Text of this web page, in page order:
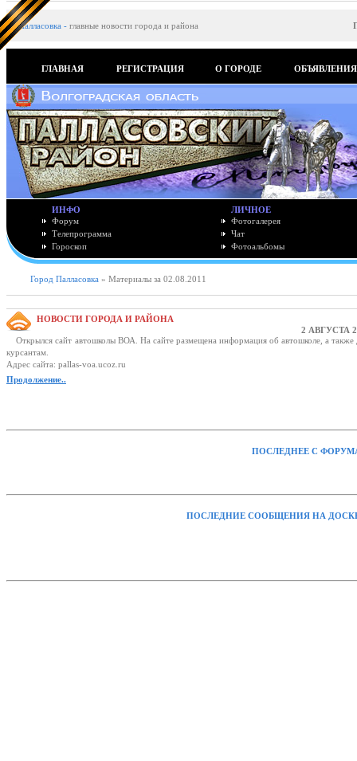
Палласовка - главные новости города и района
ГЛАВНАЯ РЕГИСТРАЦИЯ О ГОРОДЕ ОБЪЯВЛЕНИЯ
ИНФО
Форум
Телепрограмма
Гороскоп
ЛИЧНОЕ
Фотогалерея
Чат
Фотоальбомы
Город Палласовка » Материалы за 02.08.2011
НОВОСТИ ГОРОДА И РАЙОНА
2 АВГУСТА
Открылся сайт автошколы ВОА. На сайте размещена информация об автошколе, а
курсантам.
Адрес сайта: pallas-voa.ucoz.ru
Продолжение..
ПОСЛЕДНЕЕ С
ПОСЛЕДНИЕ СООБЩЕНИЯ НА